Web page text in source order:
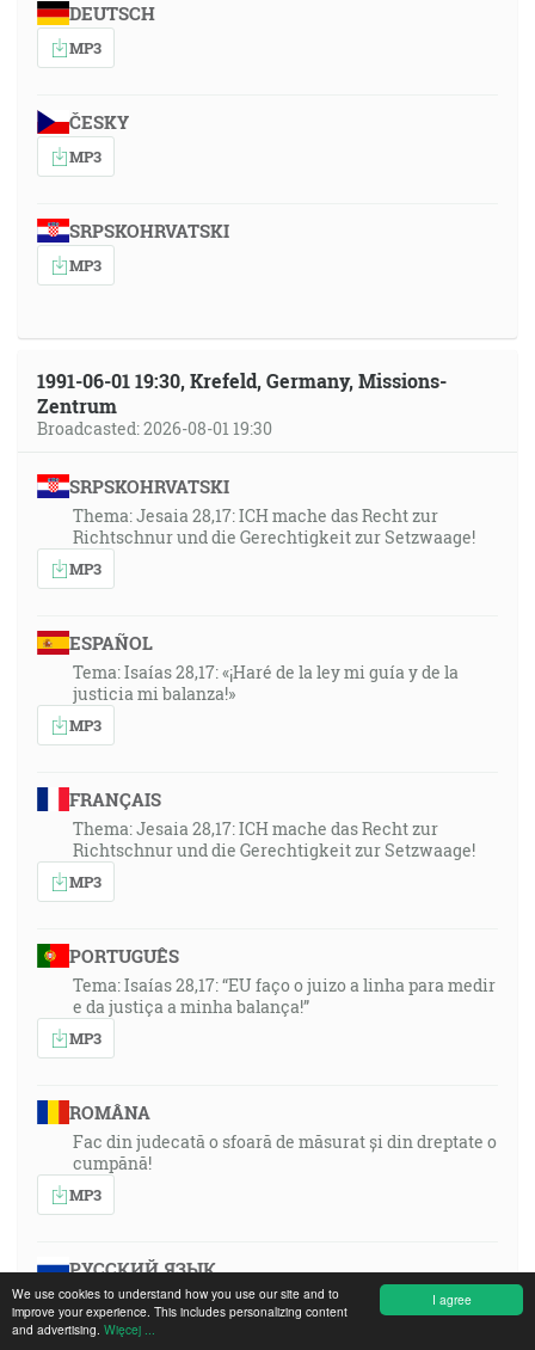
I agree
We use cookies to understand how you use our site and to
improve your experience. This includes personalizing content
and advertising. Więcej ...
DEUTSCH
MP3
ČESKY
MP3
SRPSKOHRVATSKI
MP3
1991-06-01 19:30, Krefeld, Germany, Missions-
Zentrum
Broadcasted: 2026-08-01 19:30
SRPSKOHRVATSKI
Thema: Jesaia 28,17: ICH mache das Recht zur
Richtschnur und die Gerechtigkeit zur Setzwaage!
MP3
ESPAÑOL
Tema: Isaías 28,17: «¡Haré de la ley mi guía y de la
justicia mi balanza!»
MP3
FRANÇAIS
Thema: Jesaia 28,17: ICH mache das Recht zur
Richtschnur und die Gerechtigkeit zur Setzwaage!
MP3
PORTUGUÊS
Tema: Isaías 28,17: “EU faço o juizo a linha para medir
e da justiça a minha balança!”
MP3
ROMÂNA
Fac din judecată o sfoară de măsurat și din dreptate o
cumpănă!
MP3
РУССКИЙ ЯЗЫК
Thema: Jesaia 28,17: ICH mache das Recht zur
Richtschnur und die Gerechtigkeit zur Setzwaage!